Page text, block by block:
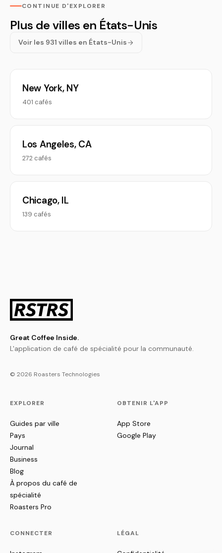
CONTINUE D'EXPLORER
Plus de villes en États-Unis
Voir les 931 villes en États-Unis
New York, NY
401 cafés
Los Angeles, CA
272 cafés
Chicago, IL
139 cafés
Great Coffee Inside.
L'application de café de spécialité pour la communauté.
© 2026 Roasters Technologies
EXPLORER
Guides par ville
Pays
Journal
Business
Blog
À propos du café de
spécialité
Roasters Pro
OBTENIR L'APP
App Store
Google Play
CONNECTER LÉGAL